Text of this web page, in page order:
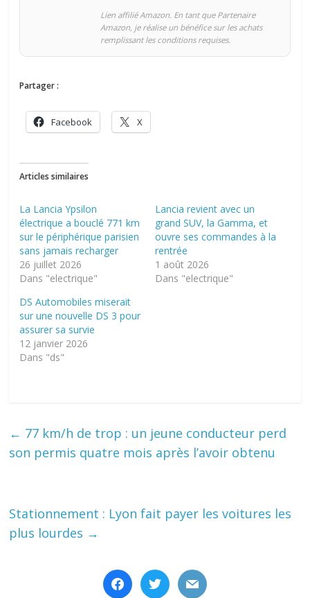
Lien affilié Amazon. En tant que Partenaire
Amazon, je réalise un bénéfice sur les achats
remplissant les conditions requises.
Partager :
Facebook X
Articles similaires
La Lancia Ypsilon
électrique a bouclé 771 km
sur le périphérique parisien
sans jamais recharger
26 juillet 2026
Dans "electrique"
Lancia revient avec un
grand SUV, la Gamma, et
ouvre ses commandes à la
rentrée
1 août 2026
Dans "electrique"
DS Automobiles miserait
sur une nouvelle DS 3 pour
assurer sa survie
12 janvier 2026
Dans "ds"
← 77 km/h de trop : un jeune conducteur perd
son permis quatre mois après l’avoir obtenu
Stationnement : Lyon fait payer les voitures les
plus lourdes →
facebooktwitter mail